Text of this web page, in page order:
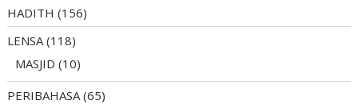
HADITH (156)
LENSA (118)
MASJID (10)
PERIBAHASA (65)